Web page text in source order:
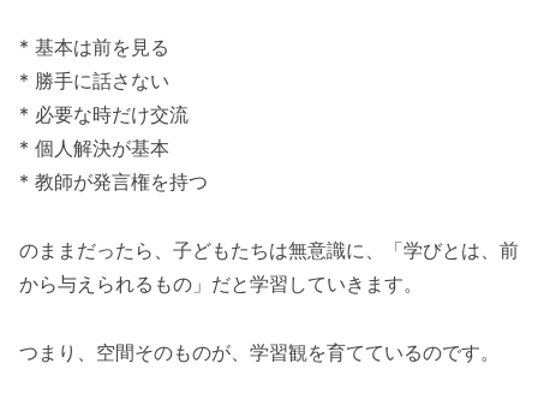
* 基本は前を見る
* 勝手に話さない
* 必要な時だけ交流
* 個人解決が基本
* 教師が発言権を持つ
のままだったら、子どもたちは無意識に、「学びとは、前
から与えられるもの」だと学習していきます。
つまり、空間そのものが、学習観を育てているのです。